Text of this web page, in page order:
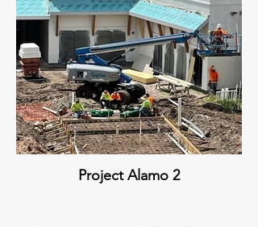
Project Alamo 2